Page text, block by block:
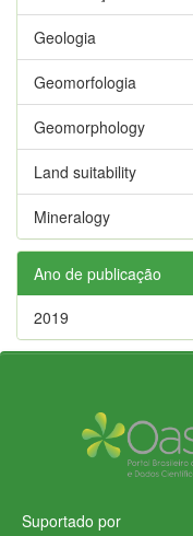
Geologia
Geomorfologia
Geomorphology
Land suitability
Mineralogy
Ano de publicação
2019
Suportado por